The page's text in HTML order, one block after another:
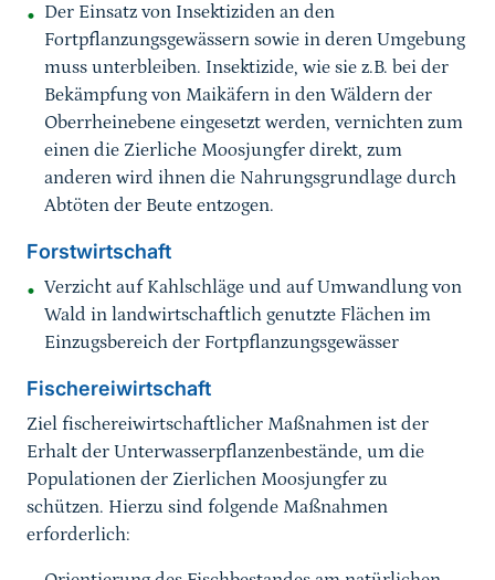
Der Einsatz von Insektiziden an den
Fortpflanzungsgewässern sowie in deren Umgebung
muss unterbleiben. Insektizide, wie sie z.B. bei der
Bekämpfung von Maikäfern in den Wäldern der
Oberrheinebene eingesetzt werden, vernichten zum
einen die Zierliche Moosjungfer direkt, zum
anderen wird ihnen die Nahrungsgrundlage durch
Abtöten der Beute entzogen.
Forstwirtschaft
Verzicht auf Kahlschläge und auf Umwandlung von
Wald in landwirtschaftlich genutzte Flächen im
Einzugsbereich der Fortpflanzungsgewässer
Fischereiwirtschaft
Ziel fischereiwirtschaftlicher Maßnahmen ist der
Erhalt der Unterwasserpflanzenbestände, um die
Populationen der Zierlichen Moosjungfer zu
schützen. Hierzu sind folgende Maßnahmen
erforderlich: